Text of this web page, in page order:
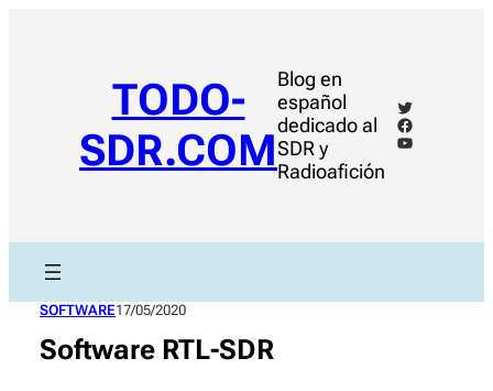
TODO-
SDR.COM
Blog en
español
dedicado al
SDR y
Radioafición
Twitter
Facebook
YouTube
SOFTWARE17/05/2020
Software RTL-SDR